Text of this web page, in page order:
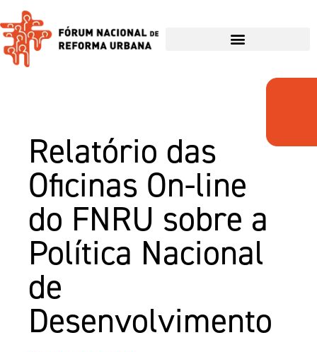
Relatório das
Oficinas On-line
do FNRU sobre a
Política Nacional
de
Desenvolvimento